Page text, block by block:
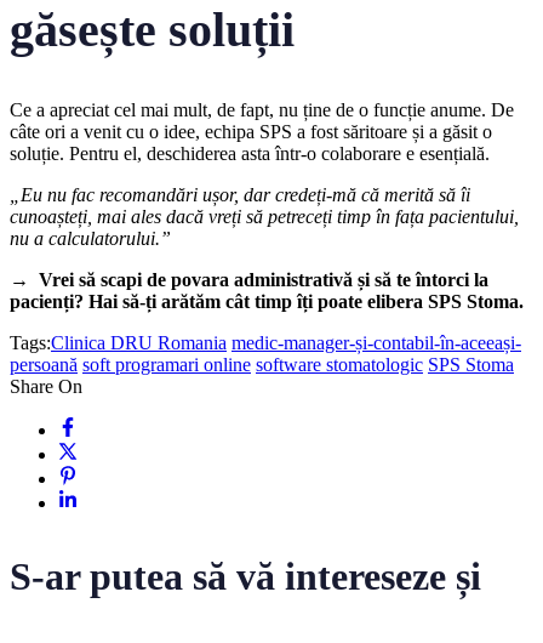
găsește soluții
Ce a apreciat cel mai mult, de fapt, nu ține de o funcție anume. De
câte ori a venit cu o idee, echipa SPS a fost săritoare și a găsit o
soluție. Pentru el, deschiderea asta într-o colaborare e esențială.
„Eu nu fac recomandări ușor, dar credeți-mă că merită să îi
cunoașteți, mai ales dacă vreți să petreceți timp în fața pacientului,
nu a calculatorului.”
→ Vrei să scapi de povara administrativă și să te întorci la
pacienți? Hai să-ți arătăm cât timp îți poate elibera SPS Stoma.
Tags:Clinica DRU Romania medic-manager-și-contabil-în-aceeași-
persoană soft programari online software stomatologic SPS Stoma
Share On
S-ar putea să vă intereseze și